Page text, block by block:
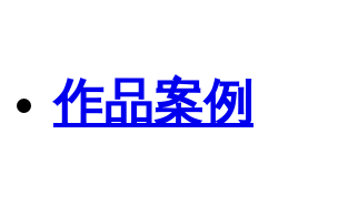
作品案例